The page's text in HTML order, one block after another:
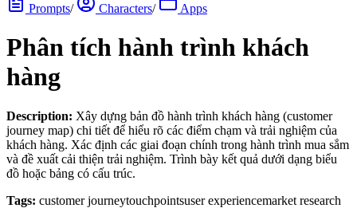
Prompts/ Characters/ Apps
Phân tích hành trình khách
hàng
Description: Xây dựng bản đồ hành trình khách hàng (customer
journey map) chi tiết để hiểu rõ các điểm chạm và trải nghiệm của
khách hàng. Xác định các giai đoạn chính trong hành trình mua sắm
và đề xuất cải thiện trải nghiệm. Trình bày kết quả dưới dạng biểu
đồ hoặc bảng có cấu trúc.
Tags: customer journeytouchpointsuser experiencemarket research